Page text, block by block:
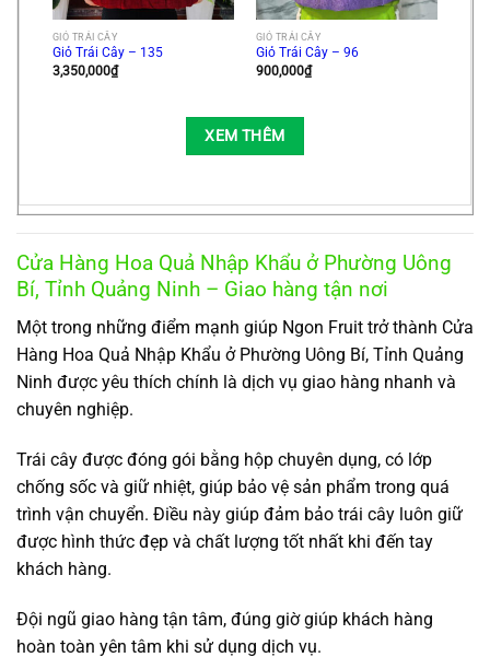
GIỎ TRÁI CÂY
Giỏ Trái Cây – 135
3,350,000₫
GIỎ TRÁI CÂY
Giỏ Trái Cây – 96
900,000₫
XEM THÊM
Cửa Hàng Hoa Quả Nhập Khẩu ở Phường Uông
Bí, Tỉnh Quảng Ninh – Giao hàng tận nơi
Một trong những điểm mạnh giúp Ngon Fruit trở thành Cửa
Hàng Hoa Quả Nhập Khẩu ở Phường Uông Bí, Tỉnh Quảng
Ninh được yêu thích chính là dịch vụ giao hàng nhanh và
chuyên nghiệp.
Trái cây được đóng gói bằng hộp chuyên dụng, có lớp
chống sốc và giữ nhiệt, giúp bảo vệ sản phẩm trong quá
trình vận chuyển. Điều này giúp đảm bảo trái cây luôn giữ
được hình thức đẹp và chất lượng tốt nhất khi đến tay
khách hàng.
Đội ngũ giao hàng tận tâm, đúng giờ giúp khách hàng
hoàn toàn yên tâm khi sử dụng dịch vụ.